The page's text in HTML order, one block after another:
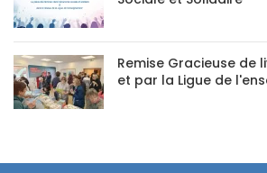
Remise Gracieuse de
et par la Ligue de